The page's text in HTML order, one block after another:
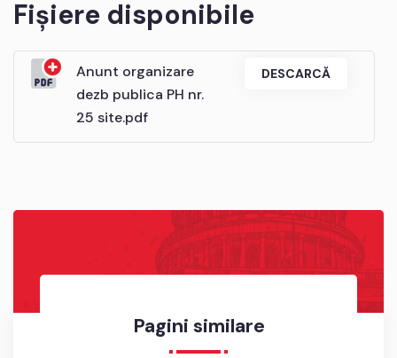
Pagini similare
Fișiere disponibile
Anunt organizare
dezb publica PH nr.
25 site.pdf
DESCARCĂ